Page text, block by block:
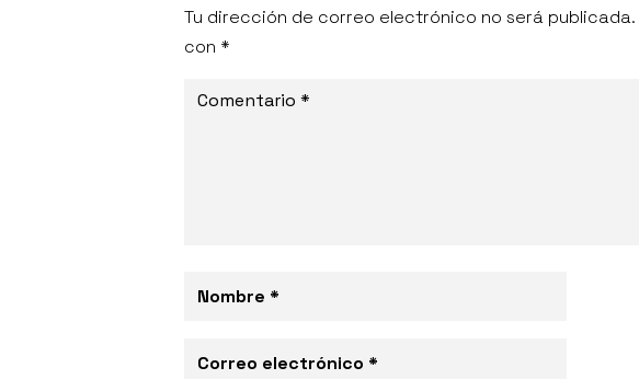
Tu dirección de correo electrónico no será publicada.
con *